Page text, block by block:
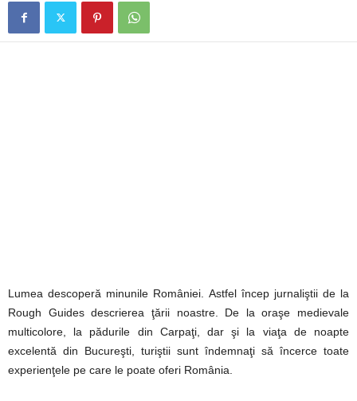
Lumea descoperă minunile României. Astfel încep jurnaliştii de la
Rough Guides descrierea ţării noastre. De la oraşe medievale
multicolore, la pădurile din Carpaţi, dar şi la viaţa de noapte
excelentă din Bucureşti, turiştii sunt îndemnaţi să încerce toate
experienţele pe care le poate oferi România.